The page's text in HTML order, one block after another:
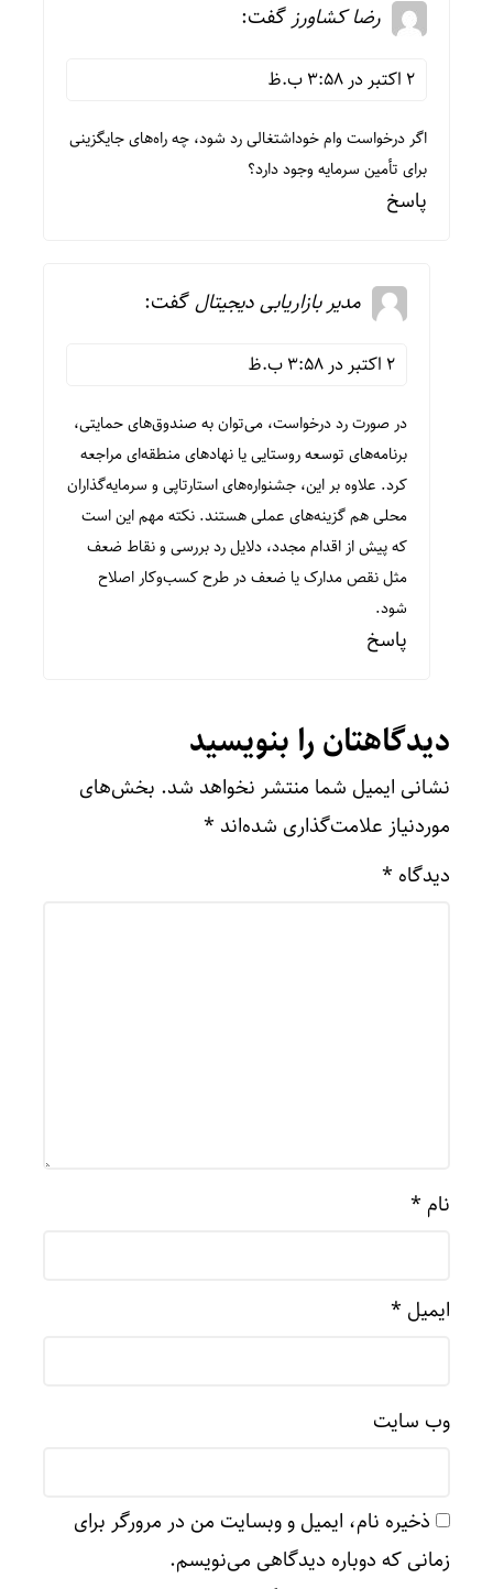
رضا کشاورزگفت:
2 اکتبر در 3:58 ب.ظ
اگر درخواست وام خوداشتغالی رد شود، چه راه‌های جایگزینی
برای تأمین سرمایه وجود دارد؟
پاسخ
مدیر بازاریابی دیجیتالگفت:
2 اکتبر در 3:58 ب.ظ
در صورت رد درخواست، می‌توان به صندوق‌های حمایتی،
برنامه‌های توسعه روستایی یا نهادهای منطقه‌ای مراجعه
کرد. علاوه بر این، جشنواره‌های استارتاپی و سرمایه‌گذاران
محلی هم گزینه‌های عملی هستند. نکته مهم این است
که پیش از اقدام مجدد، دلایل رد بررسی و نقاط ضعف
مثل نقص مدارک یا ضعف در طرح کسب‌وکار اصلاح
شود.
پاسخ
دیدگاهتان را بنویسید
نشانی ایمیل شما منتشر نخواهد شد. بخش‌های
موردنیاز علامت‌گذاری شده‌اند *
دیدگاه *
نام *
ایمیل *
وب‌ سایت
ذخیره نام، ایمیل و وبسایت من در مرورگر برای
زمانی که دوباره دیدگاهی می‌نویسم.